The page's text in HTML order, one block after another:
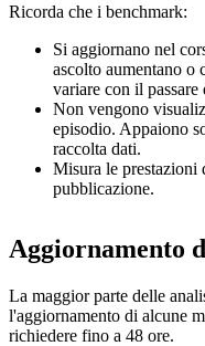
Ricorda che i benchmark:
Si aggiornano nel
ascolto aumentano
variare con il passare
Non vengono
episodio. Appaiono
raccolta dati.
Misura le prestazioni
pubblicazione.
Aggiornamento
La maggior parte delle
l'aggiornamento di alcune
richiedere fino a 48 ore.